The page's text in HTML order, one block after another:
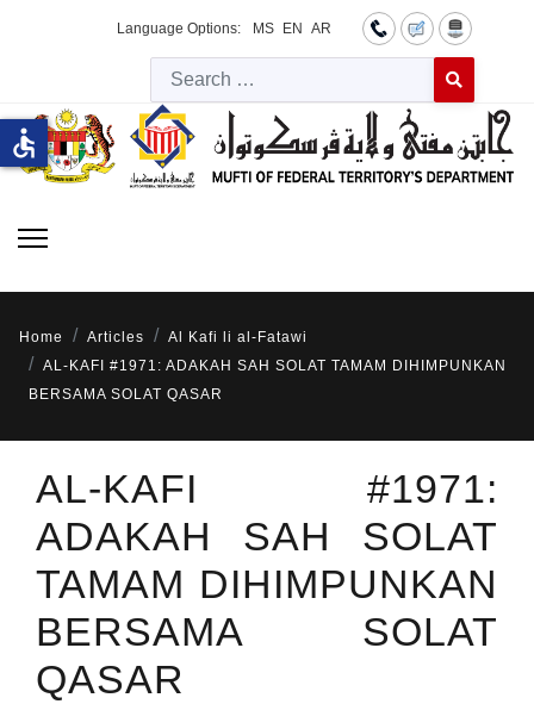
Language Options: MS EN AR
Type 2 or
Home Articles
Al Kafi li al-Fatawi
AL-KAFI #1971: ADAKAH SAH SOLAT TAMAM DIHIMPUNKAN
BERSAMA SOLAT QASAR
AL-KAFI #1971:
ADAKAH SAH SOLAT
TAMAM DIHIMPUNKAN
BERSAMA SOLAT
QASAR
accessible